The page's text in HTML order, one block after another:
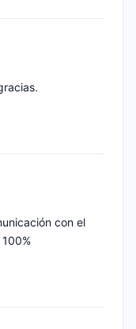
con el